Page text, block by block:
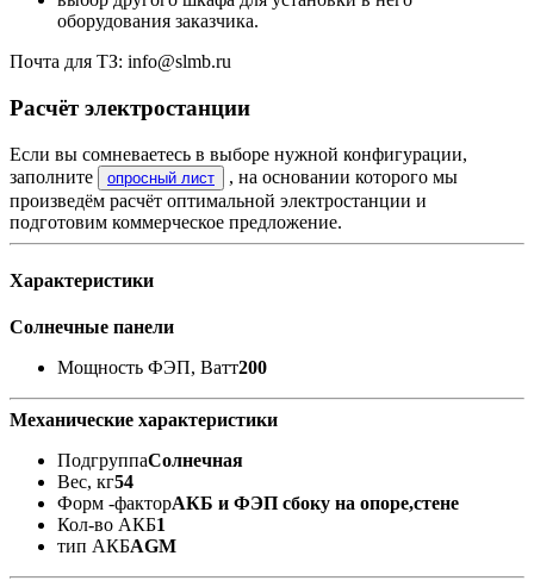
оборудования заказчика.
Почта для ТЗ: info@slmb.ru
Расчёт электростанции
Если вы сомневаетесь в выборе нужной конфигурации,
заполните
опросный лист
, на основании которого мы
произведём расчёт оптимальной электростанции и
подготовим коммерческое предложение.
Характеристики
Солнечные панели
Мощность ФЭП, Ватт200
Механические характеристики
ПодгруппаСолнечная
Вес, кг54
Форм -факторАКБ и ФЭП сбоку на опоре,стене
Кол-во АКБ1
тип АКБAGM